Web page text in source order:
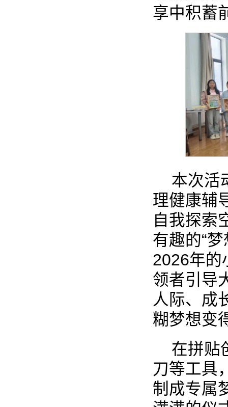
享中积蓄
本次活
理健康辅
自我探索
有趣的“
2026年的
领者引导
人际、成
糊梦想变
在拼贴
刀等工具
制成专属